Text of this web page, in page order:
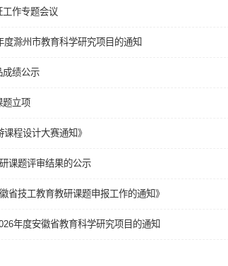
作专题会议
滁州市教育科学研究项目的通知
成绩公示
题立项
程设计大赛通知》
课题评审结果的公示
省技工教育教研课题申报工作的通知》
年度安徽省教育科学研究项目的通知